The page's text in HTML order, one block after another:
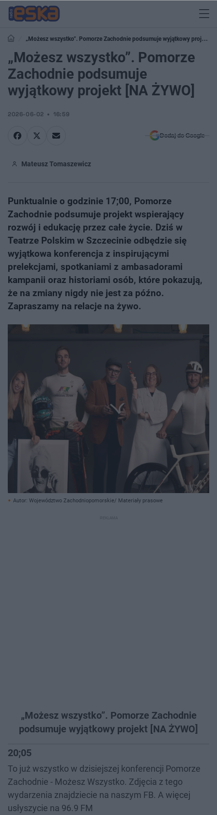
„Możesz wszystko”. Pomorze Zachodnie podsumuje wyjątkowy projekt
[NA ŻYWO]
„Możesz wszystko”. Pomorze
Zachodnie podsumuje
wyjątkowy projekt [NA ŻYWO]
2026-06-02 16:59
Dodaj do Google
Mateusz Tomaszewicz
Punktualnie o godzinie 17;00, Pomorze
Zachodnie podsumuje projekt wspierający
rozwój i edukację przez całe życie. Dziś w
Teatrze Polskim w Szczecinie odbędzie się
wyjątkowa konferencja z inspirującymi
prelekcjami, spotkaniami z ambasadorami
kampanii oraz historiami osób, które pokazują,
że na zmiany nigdy nie jest za późno.
Zapraszamy na relacje na żywo.
Autor: Województwo Zachodniopomorskie/ Materiały prasowe
„Możesz wszystko”. Pomorze Zachodnie
podsumuje wyjątkowy projekt [NA ŻYWO]
20;05
To już wszystko w dzisiejszej konferencji Pomorze
Zachodnie - Możesz Wszystko. Zdjęcia z tego
wydarzenia znajdziecie na naszym FB. A więcej
usłyszycie na 96.9 FM